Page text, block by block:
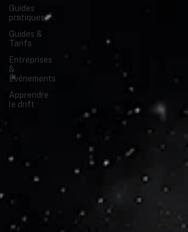
Guides
pratiques
Guides &
Tarifs
Entreprises
&
Événements
Apprendre
le drift